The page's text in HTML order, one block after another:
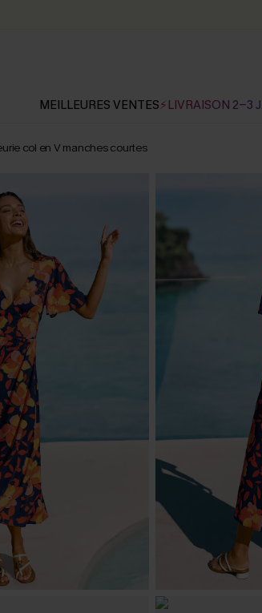
MEILLEURES VENTES⚡LIVRAISON 2-3 J
col en V manches courtes